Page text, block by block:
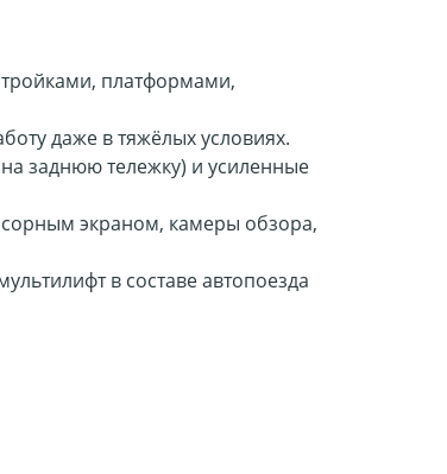
платформами,
даже в тяжёлых условиях.
на заднюю тележку) и усиленные
экраном, камеры обзора,
в составе автопоезда